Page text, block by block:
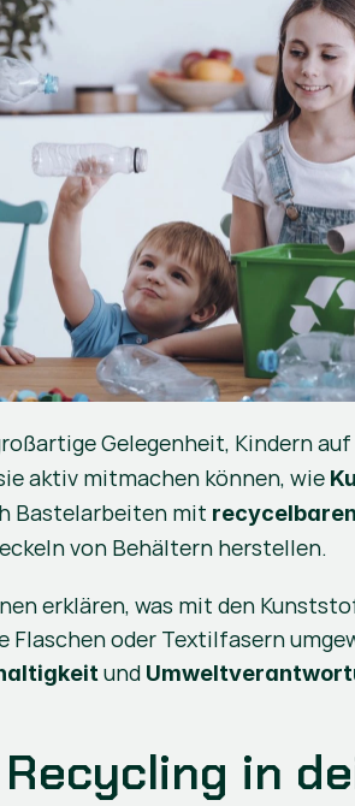
Gelegenheit, Kindern
aktiv mitmachen können, wie
Bastelarbeiten mit
von Behältern herstellen.
erklären, was mit den
Flaschen oder Textilfasern
und
in